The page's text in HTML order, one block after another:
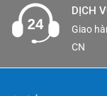
DỊCH
Giao
CN